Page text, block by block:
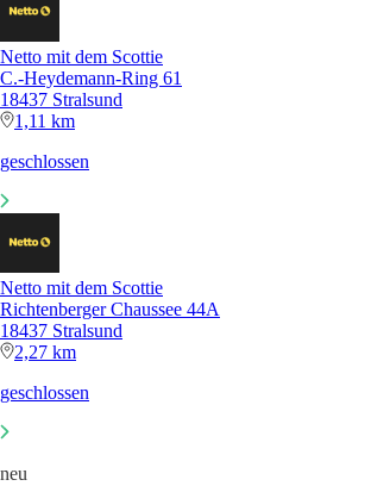
Netto mit dem Scottie
C.-Heydemann-Ring 61
18437 Stralsund
1,11 km
geschlossen
Netto mit dem Scottie
Richtenberger Chaussee 44A
18437 Stralsund
2,27 km
geschlossen
neu